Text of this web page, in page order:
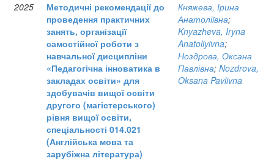
2025
Методичні рекомендації до
проведення практичних
занять, організації
самостійної роботи з
навчальної дисципліни
«Педагогічна інноватика в
закладах освіти» для
здобувачів вищої освіти
другого (магістерського)
рівня вищої освіти,
спеціальності 014.021
(Англійська мова та
зарубіжна література)
Княжева, Ірина
Анатоліївна;
Knyazheva, Iryna
Anatoliyivna;
Ноздрова, Оксана
Павлівна; Nozdrova,
Oksana Pavlivna